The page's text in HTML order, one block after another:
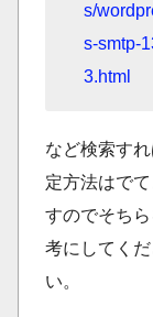
s/
s-smtp-
3.html
など検索す
定方法はでて
すのでそち
考にしてくだ
い。